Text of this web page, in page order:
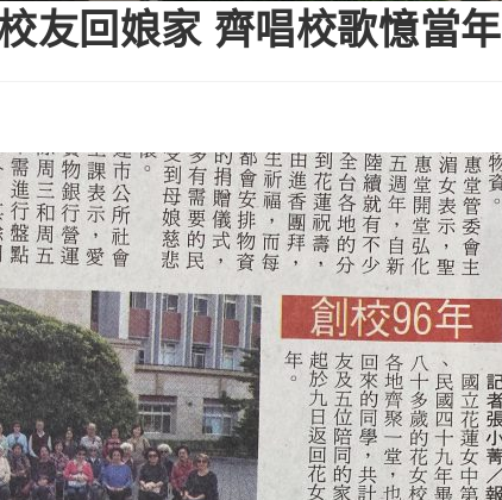
友回娘家 齊唱校歌憶當年